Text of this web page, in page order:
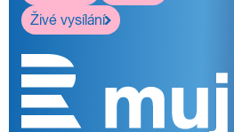
Živé vysílání